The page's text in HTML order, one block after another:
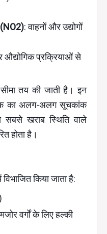
: वाहनों और उद्योगों
औद्योगिक प्रक्रियाओं से
तय की जाती है। इन
का अलग-अलग सूचकांक
खराब स्थिति वाले
होता है।
किया जाता है:
वर्गों के लिए हल्की